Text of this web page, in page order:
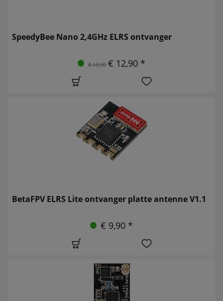
SpeedyBee Nano 2,4GHz ELRS ontvanger
€ 13,90 € 12,90 *
BetaFPV ELRS Lite ontvanger platte antenne V1.1
€ 9,90 *